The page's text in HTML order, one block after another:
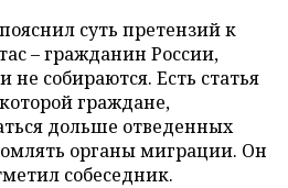
суть претензий к
– гражданин России,
не собираются. Есть статья
граждане,
дольше отведенных
органы миграции. Он
собеседник.